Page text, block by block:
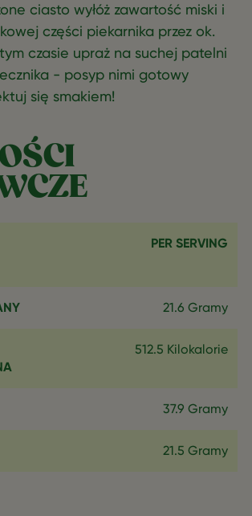
ciasto wyłóż zawartość miski i
części piekarnika przez ok.
czasie upraż na suchej patelni
- posyp nimi gotowy
się smakiem!
PER SERVING
21.6 Gramy
512.5 Kilokalorie
37.9 Gramy
21.5 Gramy